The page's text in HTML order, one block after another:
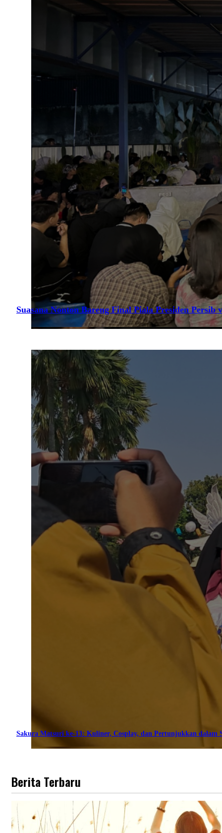
Suasana Nonton Bareng Final Piala Presiden Persib
Sakura Matsuri ke-13: Kuliner, Cosplay, dan Pertunjukkan dalam
Berita Terbaru